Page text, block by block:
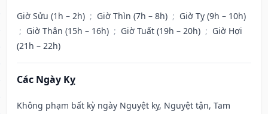
Giờ Sửu (1h – 2h) ; Giờ Thìn (7h – 8h) ; Giờ Tỵ (9h – 10h)
; Giờ Thân (15h – 16h) ; Giờ Tuất (19h – 20h) ; Giờ Hợi
(21h – 22h)
Các Ngày Kỵ
Không phạm bất kỳ ngày Nguyệt kỵ, Nguyệt tận, Tam